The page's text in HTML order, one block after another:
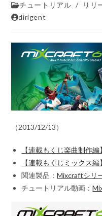
チュートリアル / リリ
dirigent
（2013/12/13）
【連載もくじ楽曲制作
【連載もくじミックス
関連製品：Mixcraftシリ
チュートリアル動画：